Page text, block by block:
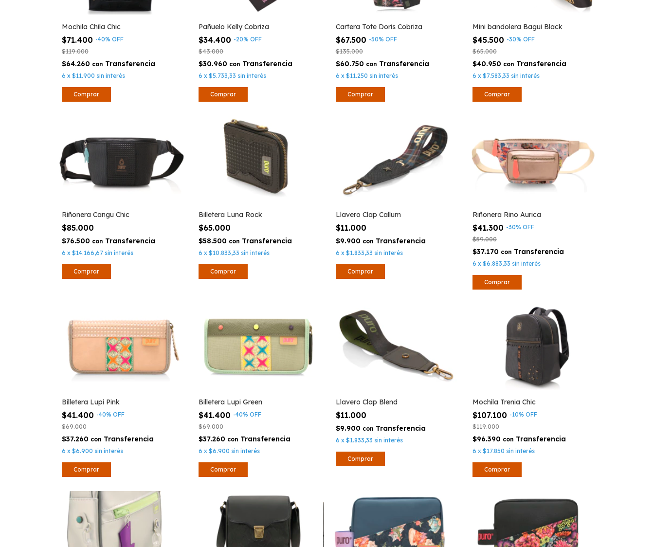
Mochila Chila Chic
$71.400 -40% OFF
$119.000
$64.260 con
6 x $11.900 sin interés
Pañuelo Kelly Cobriza
$34.400 -20%OFF
$43.000
$30.960 con
6 x$5.733,33 sin interés
Cartera Tote Doris Cobriza
$67.500 -50% OFF
$135.000
$60.750 con
6 x $11.250 sin interés
Mini bandolera Bagui Black
$45.500 -30% OFF
$65.000
$40.950 con
6 x $7.583,33 sin interés
Riñonera Cangu Chic
$85.000
$76.500 con
6 x $14.166,67 sin interés
Billetera Luna Rock
$65.000
$58.500 con
6 x$10.833,33 sin interés
Llavero Clap Callum
$11.000
$9.900 con
6 x $1.833,33 sin interés
Riñonera Rino Aurica
$41.300 -30% OFF
$59.000
$37.170 con
6 x $6.883,33 sin interés
Billetera Lupi Pink
$41.400 -40% OFF
$69.000
$37.260 con
6 x $6.900 sin interés
Billetera Lupi Green
$41.400 -40%OFF
$69.000
$37.260 con
6 x$6.900 sin interés
Llavero Clap Blend
$11.000
$9.900 con
6 x $1.833,33 sin interés
Mochila Trenia Chic
$107.100 -10% OFF
$119.000
$96.390 con
6 x $17.850 sin interés